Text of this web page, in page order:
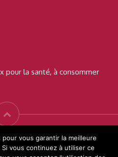
pour la santé, à consommer
droits réservés - Créé parReadigital
vous garantir la meilleure
vous continuez à utiliser ce